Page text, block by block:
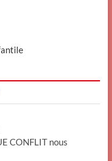
CONFLIT nous